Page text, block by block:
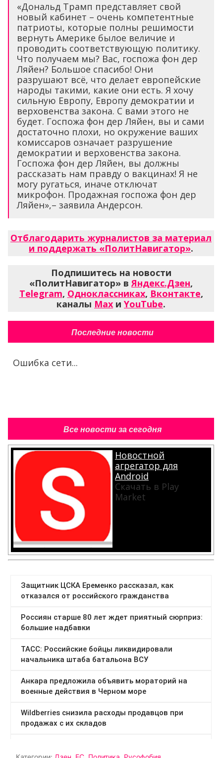
«Дональд Трамп представляет свой
новый кабинет – очень компетентные
патриоты, которые полны решимости
вернуть Америке былое величие и
проводить соответствующую политику.
Что получаем мы? Вас, госпожа фон дер
Ляйен? Большое спасибо! Они
разрушают всё, что делает европейские
народы такими, какие они есть. Я хочу
сильную Европу, Европу демократии и
верховенства закона. С вами этого не
будет. Госпожа фон дер Ляйен, вы и сами
достаточно плохи, но окружение ваших
комиссаров означает разрушение
демократии и верховенства закона.
Госпожа фон дер Ляйен, вы должны
рассказать нам правду о вакцинах! Я не
могу ругаться, иначе отключат
микрофон. Продажная госпожа фон дер
Ляйен»,– заявила Андерсон.
Отблагодарить журналистов за материал
и поддержать «ПолитНавигатор».
Подпишитесь на новости
«ПолитНавигатор» вЯндекс.Дзен,
Telegram, Одноклассниках, Вконтакте,
каналы Max и YouTube.
Последние новости
Ошибка сети...
Все новости за сегодня
Новостной
агрегатор для
Android
Скачать в Play
Market